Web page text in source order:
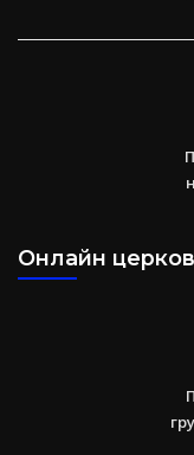
Онлайн